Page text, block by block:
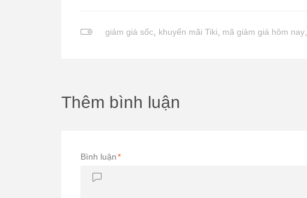
giảm giá sốc, khuyến mãi Tiki, mã giảm giá hôm nay,
Thêm bình luận
Bình luận*